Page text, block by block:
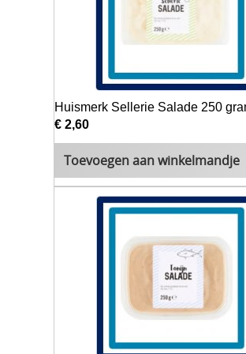
Huismerk Sellerie Salade 250
€ 2,60
Toevoegen aan winkelmandje